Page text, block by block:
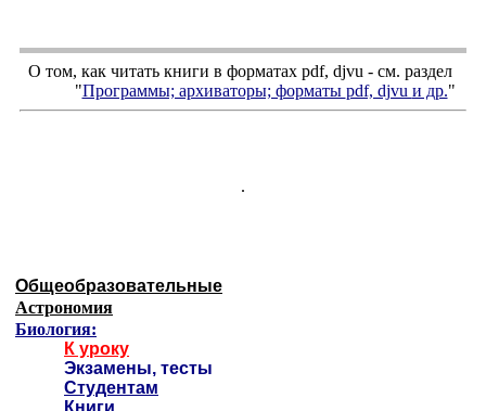
О том, как читать книги в форматах pdf, djvu - см. раздел
"Программы; архиваторы; форматы pdf, djvu и др."
.
Общеобразовательные
Астрономия
Биология:
К уроку
Экзамены, тесты
Студентам
Книги